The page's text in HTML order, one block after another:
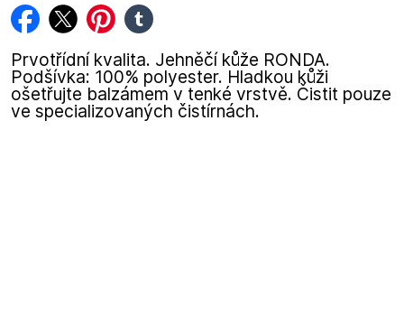
facebook
twitterpinterest
tumblr
Prvotřídní kvalita. Jehněčí kůže RONDA.
Podšívka: 100% polyester. Hladkou kůži
ošetřujte balzámem v tenké vrstvě. Čistit pouze
ve specializovaných čistírnách.